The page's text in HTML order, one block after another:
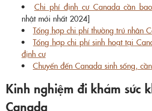
Chi phí định cư Canada cần
nhật mới nhất 2024]
Tổng hợp chi phí thường trú nhân
Tổng hợp chi phí sinh hoạt tại
định cư
Chuyển đến Canada sinh sống,
Kinh nghiệm đi khám sức
Canada